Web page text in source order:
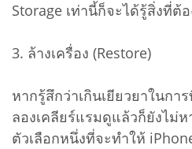
Storage เท่านี้ก็จะได้รู้สิ่งที่ต้
3. ล้างเครื่อง (Restore)
หากรู้สึกว่าเกินเยียวยาในก
ลองเคลียร์แรมดูแล้วก็ยังไม่ห
ตัวเลือกหนึ่งที่จะทำให้